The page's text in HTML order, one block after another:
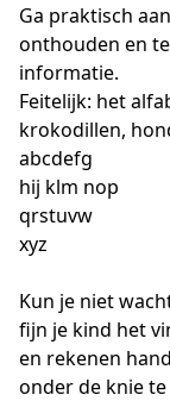
Ga praktisch
onthouden en
informatie.
Feitelijk: het
krokodillen,
abcdefg
hij klm nop
qrstuvw
xyz
Kun je niet
fijn je kind het
en rekenen
onder de knie